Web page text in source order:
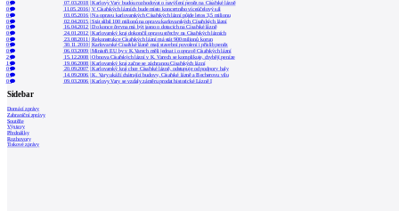
0 07.03.2018 |Karlovy Vary budou rozhodovat o navýšení peněz na Císařské lázně
0
11.05.2016| V Císařských lázních bude místo koncertního víceúčelový sál
0
03.05.2016 |Na opravu karlovarských Císařských lázní půjde letos 3,5 milionu
0
02.04.2015 |Stát slíbil 100 milionů na opravu karlovarských Císařských lázní
0
16.04.2012 |Do konce června má být jasno o dotacích na Císařské lázně
0
24.01.2012 |Karlovarský kraj dokončil opravu střechy na Císařských lázních
0
23.08.2011 | Rekonstrukce Císařských lázní má stát 900 milionů korun
0
30.11.2010| Karlovarské Císařské lázně mají stavební povolení i příslib peněz
0
06.03.2009 |Ministři EU by v K.Varech měli jednat i o opravě Císařských lázní
2
15.12.2008 |Obnova Císařských lázní v K. Varech se komplikuje, chybějí peníze
1 19.06.2008 |Karlovarský kraj začne se záchranou Císařských lázní
0
20.09.2007 |Karlovarský kraj chce Císařské lázně, odstupuje od podpory haly
0
14.09.2006 |K. Vary ukáží chátrající budovy, Císařské lázně a Becherovu vilu
0
09.03.2006 |Karlovy Vary se vzdaly záměru prodat historické Lázně I
Sidebar
Domácí zprávy
Zahraniční zprávy
Soutěže
Výstavy
Přednášky
Rozhovory
Tiskové zprávy